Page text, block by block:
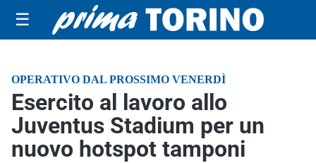
☰
OPERATIVO DAL PROSSIMO VENERDÌ
Esercito al lavoro allo
Juventus Stadium per un
nuovo hotspot tamponi